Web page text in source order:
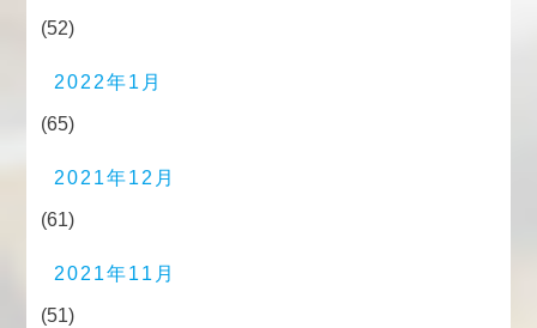
(52)
2022年1月
(65)
2021年12月
(61)
2021年11月
(51)